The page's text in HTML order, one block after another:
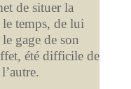
de situer la
le temps, de lui
gage de son
été difficile de